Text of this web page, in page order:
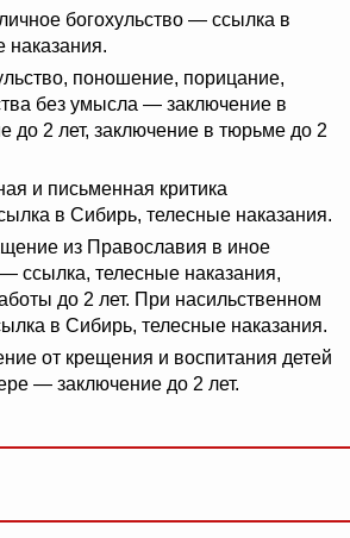
богохульство — ссылка в
наказания.
поношение, порицание,
без умысла — заключение в
до 2 лет, заключение в тюрьме до 2
и письменная критика
в Сибирь, телесные наказания.
из Православия в иное
ссылка, телесные наказания,
до 2 лет. При насильственном
в Сибирь, телесные наказания.
от крещения и воспитания детей
— заключение до 2 лет.